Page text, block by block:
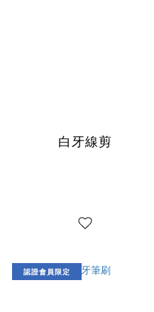
白牙線剪
認證會員限定